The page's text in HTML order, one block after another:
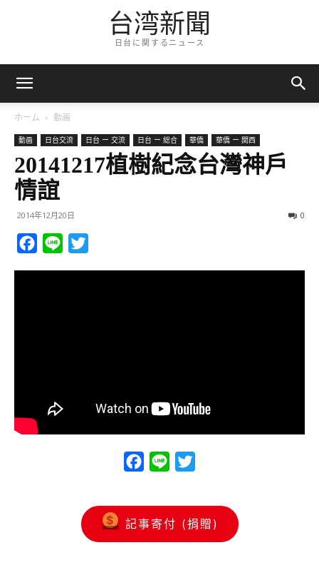
台湾新聞
日台に関するニュース
ホーム 動画
動画 日台交流 日台 ー 交流 日台 ー 総合 華僑 華僑 ー 関西
20141217植樹紀念台灣神戶
情誼
2014年12月20日 0
Facebook
Line
Facebook
Line
記事寄付 (捐贈)